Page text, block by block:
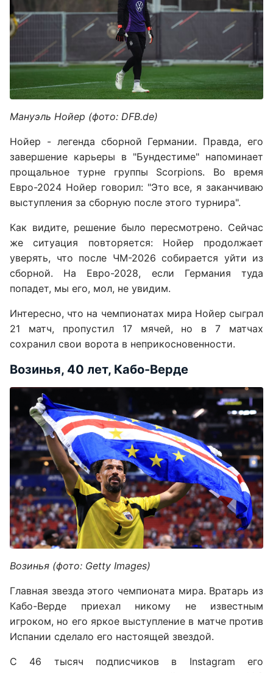
Мануэль Нойер (фото: DFB.de)
Нойер - легенда сборной Германии. Правда, его
завершение карьеры в "Бундестиме" напоминает
прощальное турне группы Scorpions. Во время
Евро-2024 Нойер говорил: "Это все, я заканчиваю
выступления за сборную после этого турнира".
Как видите, решение было пересмотрено. Сейчас
же ситуация повторяется: Нойер продолжает
уверять, что после ЧМ-2026 собирается уйти из
сборной. На Евро-2028, если Германия туда
попадет, мы его, мол, не увидим.
Интересно, что на чемпионатах мира Нойер сыграл
21 матч, пропустил 17 мячей, но в 7 матчах
сохранил свои ворота в неприкосновенности.
Возинья, 40 лет, Кабо-Верде
Возинья (фото: Getty Images)
Главная звезда этого чемпионата мира. Вратарь из
Кабо-Верде приехал никому не известным
игроком, но его яркое выступление в матче против
Испании сделало его настоящей звездой.
С 46 тысяч подписчиков в Instagram его